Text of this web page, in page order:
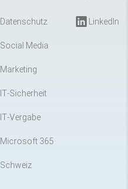
Datenschutz
Social Media
Marketing
IT-Sicherheit
IT-Vergabe
Microsoft 365
Schweiz
LinkedIn